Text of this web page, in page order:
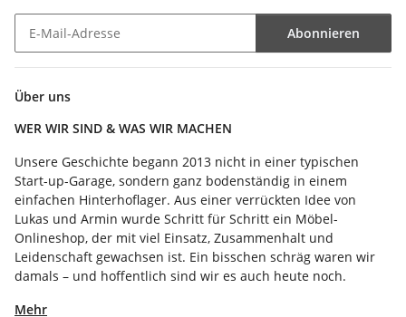
Abonnieren
Über uns
WER WIR SIND & WAS WIR MACHEN
Unsere Geschichte begann 2013 nicht in einer typischen
Start-up-Garage, sondern ganz bodenständig in einem
einfachen Hinterhoflager. Aus einer verrückten Idee von
Lukas und Armin wurde Schritt für Schritt ein Möbel-
Onlineshop, der mit viel Einsatz, Zusammenhalt und
Leidenschaft gewachsen ist. Ein bisschen schräg waren wir
damals – und hoffentlich sind wir es auch heute noch.
Mehr